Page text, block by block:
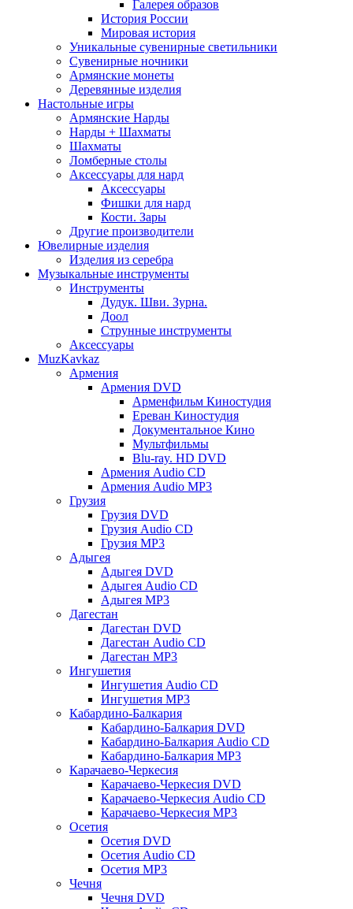
Галерея образов
История России
Мировая история
Уникальные сувенирные светильники
Сувенирные ночники
Армянские монеты
Деревянные изделия
Настольные игры
Армянские Нарды
Нарды + Шахматы
Шахматы
Ломберные столы
Аксессуары для нард
Аксессуары
Фишки для нард
Кости. Зары
Другие производители
Ювелирные изделия
Изделия из серебра
Музыкальные инструменты
Инструменты
Дудук. Шви. Зурна.
Доол
Струнные инструменты
Аксессуары
MuzKavkaz
Армения
Армения DVD
Арменфильм Киностудия
Ереван Киностудия
Документальное Кино
Мультфильмы
Blu-ray. HD DVD
Армения Audio CD
Армения Audio MP3
Грузия
Грузия DVD
Грузия Audio CD
Грузия MP3
Адыгея
Адыгея DVD
Адыгея Audio CD
Адыгея MP3
Дагестан
Дагестан DVD
Дагестан Audio CD
Дагестан MP3
Ингушетия
Ингушетия Audio CD
Ингушетия MP3
Кабардино-Балкария
Кабардино-Балкария DVD
Кабардино-Балкария Audio CD
Кабардино-Балкария MP3
Карачаево-Черкесия
Карачаево-Черкесия DVD
Карачаево-Черкесия Audio CD
Карачаево-Черкесия MP3
Осетия
Осетия DVD
Осетия Audio CD
Осетия MP3
Чечня
Чечня DVD